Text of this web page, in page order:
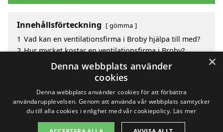
Innehållsförteckning gömma
1 Vad kan en ventilationsfirma i Broby hjälpa till med?
2 Hur mycket kostar en ventilationsfirma i Broby?
Fördelar med att välja ventilationsfirma i Broby
Sök efter en skicklig ventilationsfirma i de omgivande
×
Denna webbplats använder
cookies
Denna webbplats använder cookies för att förbättra
användarupplevelsen. Genom att använda vår webbplats samtycker
du till alla cookies i enlighet med vår cookiepolicy. Läs mer